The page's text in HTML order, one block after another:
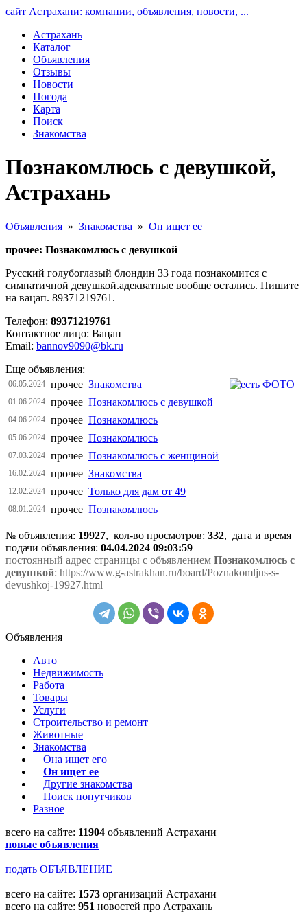
сайт Астрахани: компании, объявления, новости, ...
Астрахань
Каталог
Объявления
Отзывы
Новости
Погода
Карта
Поиск
Знакомства
Познакомлюсь с девушкой,
Астрахань
Объявления » Знакомства » Он ищет ее
прочее: Познакомлюсь с девушкой
Русский голубоглазый блондин 33 года познакомится с
симпатичной девушкой.адекватные вообще остались. Пишите
на вацап. 89371219761.
Телефон: 89371219761
Контактное лицо: Вацап
Email: bannov9090@bk.ru
Еще объявления:
06.05.2024 прочее Знакомства
01.06.2024 прочее Познакомлюсь с девушкой
04.06.2024 прочее Познакомлюсь
05.06.2024 прочее Познакомлюсь
07.03.2024 прочее Познакомлюсь с женщиной
16.02.2024 прочее Знакомства
12.02.2024 прочее Только для дам от 49
08.01.2024 прочее Познакомлюсь
№ объявления: 19927, кол-во просмотров: 332, дата и время
подачи объявления: 04.04.2024 09:03:59
постоянный адрес страницы с объявлением Познакомлюсь с
девушкой: https://www.g-astrakhan.ru/board/Poznakomljus-s-
devushkoj-19927.html
Объявления
Авто
Недвижимость
Работа
Товары
Услуги
Строительство и ремонт
Животные
Знакомства
Она ищет его
Он ищет ее
Другие знакомства
Поиск попутчиков
Разное
всего на сайте: 11904 объявлений Астрахани
новые объявления
подать ОБЪЯВЛЕНИЕ
всего на сайте: 1573 организаций Астрахани
всего на сайте: 951 новостей про Астрахань